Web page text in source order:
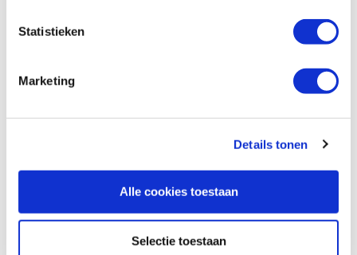
Statistieken
Marketing
Details tonen
Alle cookies toestaan
Selectie toestaan
Compleet elektrisch brandstempel max.
Compleet elektrisch brandstempel max.
Ø 78 mm 300 Watt
Artikelnummer: 29996